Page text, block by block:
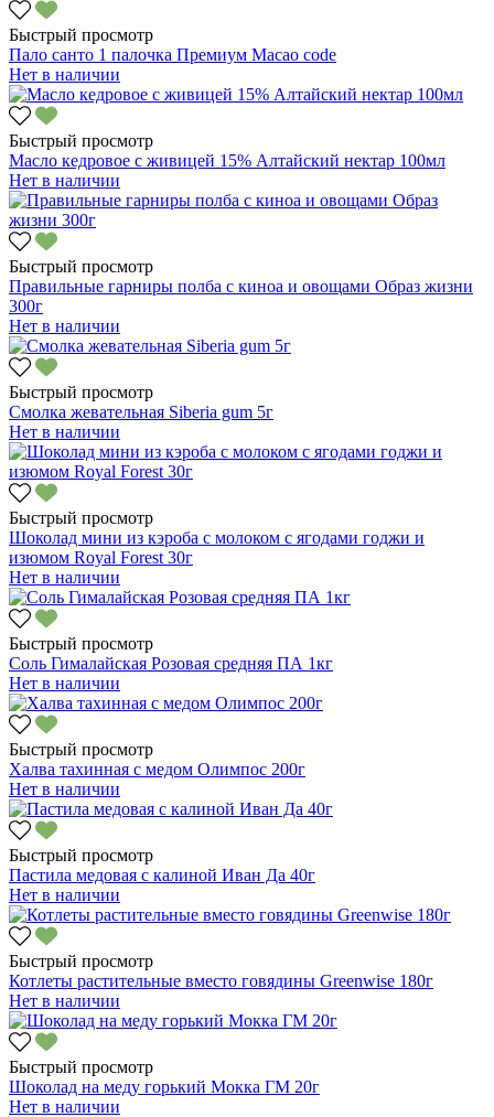
Быстрый просмотр
Пало санто 1 палочка Премиум Macao code
Нет в наличии
Быстрый просмотр
Масло кедровое с живицей 15% Алтайский нектар 100мл
Нет в наличии
Быстрый просмотр
Правильные гарниры полба с киноа и овощами Образ жизни
300г
Нет в наличии
Быстрый просмотр
Смолка жевательная Siberia gum 5г
Нет в наличии
Быстрый просмотр
Шоколад мини из кэроба с молоком с ягодами годжи и
изюмом Royal Forest 30г
Нет в наличии
Быстрый просмотр
Соль Гималайская Розовая средняя ПА 1кг
Нет в наличии
Быстрый просмотр
Халва тахинная с медом Олимпос 200г
Нет в наличии
Быстрый просмотр
Пастила медовая с калиной Иван Да 40г
Нет в наличии
Быстрый просмотр
Котлеты растительные вместо говядины Greenwise 180г
Нет в наличии
Быстрый просмотр
Шоколад на меду горький Мокка ГМ 20г
Нет в наличии